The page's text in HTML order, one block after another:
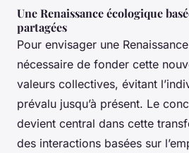
Une Renaissance écologique
partagées
Pour envisager une
nécessaire de fonder cette
valeurs collectives, évitant
prévalu jusqu’à présent. Le
devient central dans cette
des interactions basées sur